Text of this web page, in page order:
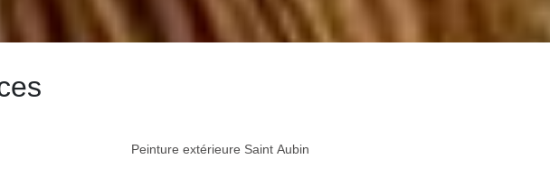
Peinture extérieure Saint Aubin